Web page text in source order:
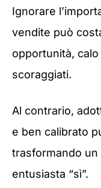
Ignorare
vendite può
opportunità,
scoraggiati.
Al contrario,
e ben calibrato
trasformando un
entusiasta “sì”.